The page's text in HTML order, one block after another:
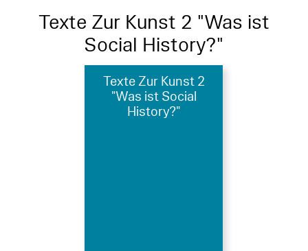
Texte Zur Kunst 2 "Was ist
Social History?"
Texte Zur Kunst 2
"Was ist Social
History?"